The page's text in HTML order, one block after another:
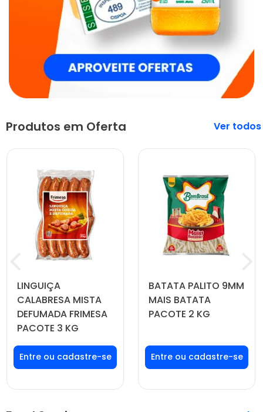
Produtos em Oferta
LINGUIÇA
CALABRESA MISTA
DEFUMADA FRIMESA
PACOTE 3 KG
Faça seu login ou
cadastre-se para
ver preços e
BATATA PALITO 9MM
MAIS BATATA
PACOTE 2 KG
Faça seu login ou
cadastre-se para
ver preços e